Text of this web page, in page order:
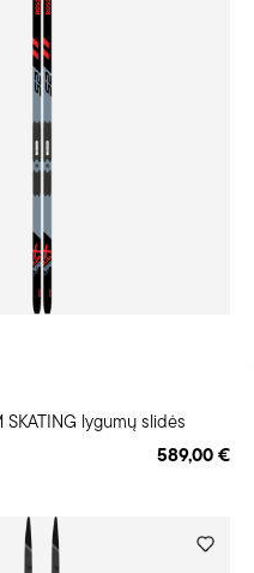
SKATING lygumų slidės
589,00 €